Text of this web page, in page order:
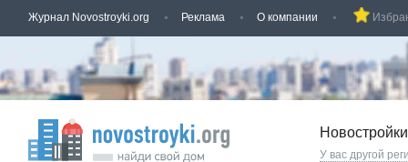
Журнал Novostroyki.org Реклама О компании
У вас другой